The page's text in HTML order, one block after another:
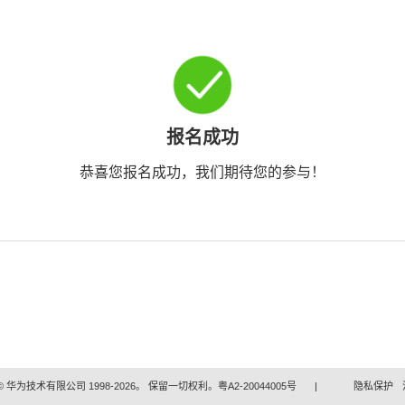
报名成功
恭喜您报名成功，我们期待您的参与！
华为技术有限公司 1998-2026。 保留一切权利。粤A2-20044005号 | 隐私保护